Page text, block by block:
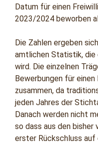
Datum für einen
2023/2024 beworben
Die Zahlen ergeben
amtlichen Statistik, die
wird. Die einzelnen
Bewerbungen für
zusammen, da
jeden Jahres der
Danach werden nicht
so dass aus den bisher
erster Rückschluss auf